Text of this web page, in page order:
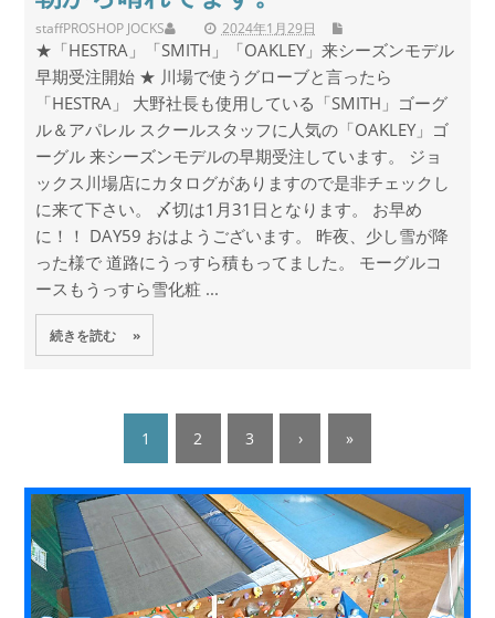
staff 2024年1月29日
PROSHOP JOCKS
★「HESTRA」「SMITH」「OAKLEY」来シーズンモデル
早期受注開始 ★ 川場で使うグローブと言ったら
「HESTRA」 大野社長も使用している「SMITH」ゴーグ
ル＆アパレル スクールスタッフに人気の「OAKLEY」ゴ
ーグル 来シーズンモデルの早期受注しています。 ジョ
ックス川場店にカタログがありますので是非チェックし
に来て下さい。 〆切は1月31日となります。 お早め
に！！ DAY59 おはようございます。 昨夜、少し雪が降
った様で 道路にうっすら積もってました。 モーグルコ
ースもうっすら雪化粧 ...
続きを読む »
1 2 3 › »